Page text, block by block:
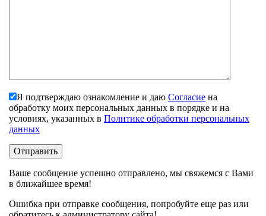
Я подтверждаю ознакомление и даю Согласие на
обработку моих персональных данных в порядке и на
условиях, указанных в Политике обработки персональных
данных
Ваше сообщение успешно отправлено, мы свяжемся с Вами
в ближайшее время!
Ошибка при отправке сообщения, попробуйте еще раз или